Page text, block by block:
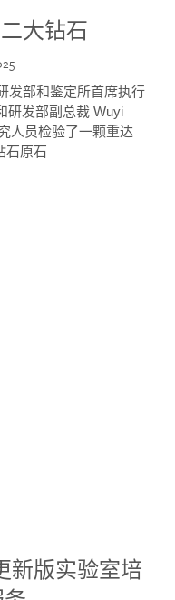
大钻石
发部和鉴定所首席执行
研发部副总裁 Wuyi
人员检验了一颗重达
石原石
新版实验室培